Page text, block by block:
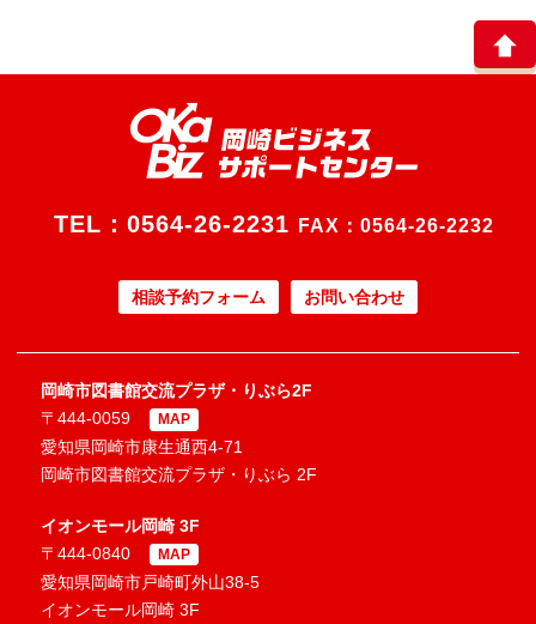
TEL： 0564-26-2231 FAX：0564-26-2232
相談予約フォーム お問い合わせ
岡崎市図書館交流プラザ・りぶら2F
〒444-0059
MAP
愛知県岡崎市康生通西4-71
岡崎市図書館交流プラザ・りぶら 2F
イオンモール岡崎 3F
〒444-0840
MAP
愛知県岡崎市戸崎町外山38-5
イオンモール岡崎 3F